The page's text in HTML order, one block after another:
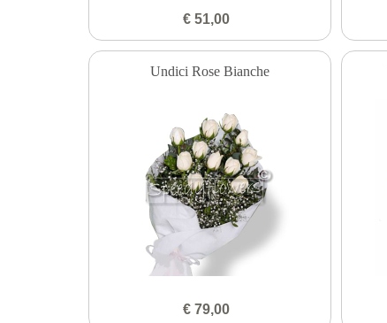
€ 51,00
Undici Rose Bianche
€ 79,00